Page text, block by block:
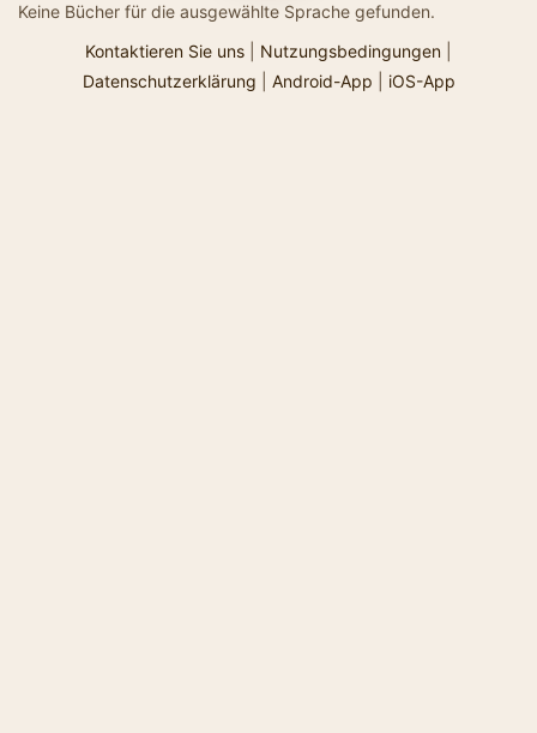
Keine Bücher für die ausgewählte Sprache gefunden.
Kontaktieren Sie uns
Nutzungsbedingungen
Datenschutzerklärung
Android-App iOS-App